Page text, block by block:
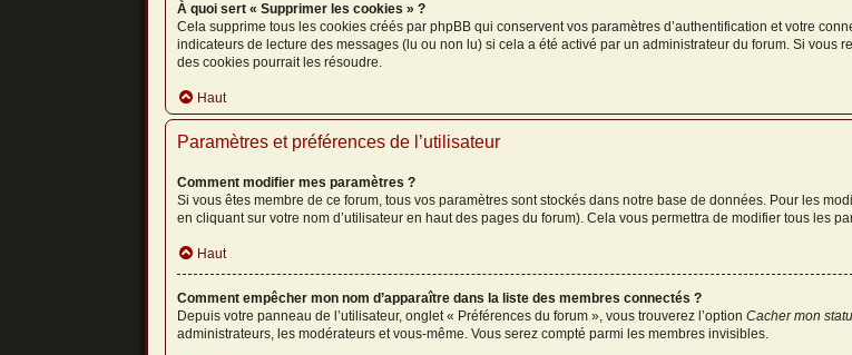
À quoi sert « Supprimer les cookies » ?
Cela supprime tous les cookies créés par phpBB qui conservent vos paramètres d’authentification et votre
indicateurs de lecture des messages (lu ou non lu) si cela a été activé par un administrateur du forum. Si
des cookies pourrait les résoudre.
Haut
Paramètres et préférences de l’utilisateur
Comment modifier mes paramètres ?
Si vous êtes membre de ce forum, tous vos paramètres sont stockés dans notre base de données. Pour les
en cliquant sur votre nom d’utilisateur en haut des pages du forum). Cela vous permettra de modifier tous les
Haut
Comment empêcher mon nom d’apparaître dans la liste des membres connectés ?
Depuis votre panneau de l’utilisateur, onglet « Préférences du forum », vous trouverez l’option Cacher mon
administrateurs, les modérateurs et vous-même. Vous serez compté parmi les membres invisibles.